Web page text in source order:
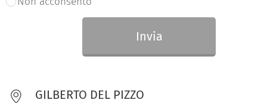
Invia
GILBERTO DEL PIZZO